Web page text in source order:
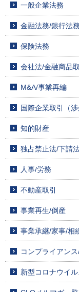
一般企業法務
金融法務/銀行法務
保険法務
会社法/金融商品
M&A/事業再編
国際企業取引（渉
知的財産
独占禁止法/下請
人事/労務
不動産取引
事業再生/倒産
事業承継/家事/相
コンプライアン
新型コロナウイ